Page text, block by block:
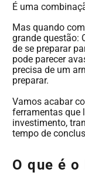
É uma
Mas quando
grande questão:
de se preparar
pode parecer
precisa de um
preparar.
Vamos acabar
ferramentas que
investimento,
tempo de
O que é o